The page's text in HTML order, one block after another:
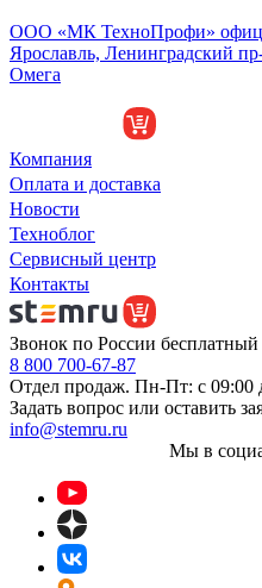
ООО «МК ТехноПрофи»
Ярославль, Ленинградский
Омега
Компания
Оплата и доставка
Новости
Техноблог
Сервисный центр
Контакты
Звонок по России бесплатный
8 800 700-67-87
Отдел продаж. Пн-Пт: с 09:00
Задать вопрос или оставить
info@stemru.ru
Мы в